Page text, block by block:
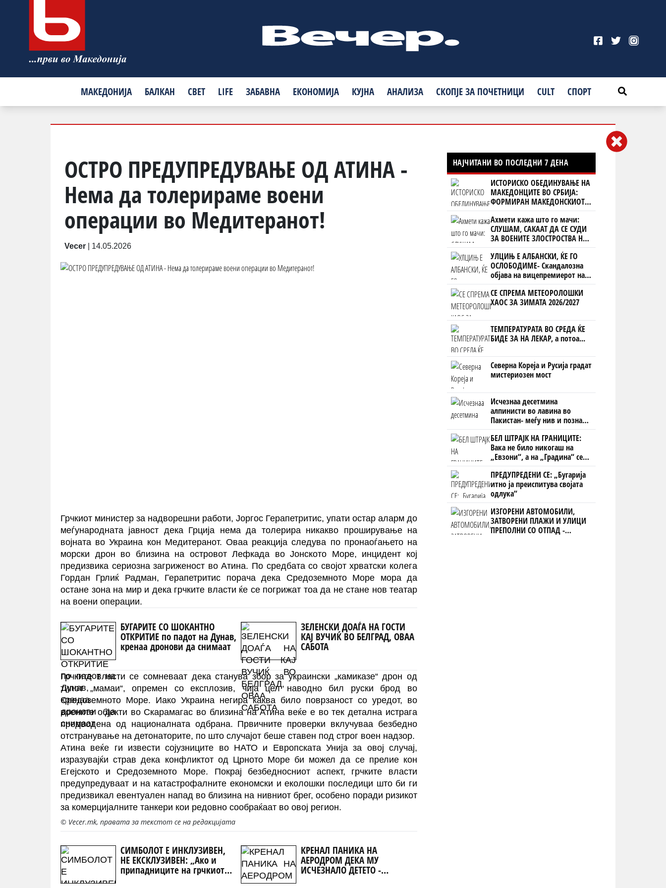
МАКЕДОНИЈА БАЛКАН СВЕТ LIFE ЗАБАВНА ЕКОНОМИЈА КУЈНА АНАЛИЗА СКОПЈЕ ЗА ПОЧЕТНИЦИ CULT СПОРТ
ОСТРО ПРЕДУПРЕДУВАЊЕ ОД АТИНА -
Нема да толерираме воени
операции во Медитеранот!
Vecer 14.05.2026
Грчкиот министер за надворешни работи, Јоргос Герапетритис, упати остар аларм до
меѓународната јавност дека Грција нема да толерира никакво проширување на
војната во Украина кон Медитеранот. Оваа реакција следува по пронаоѓањето на
морски дрон во близина на островот Лефкада во Јонското Море, инцидент кој
предизвика сериозна загриженост во Атина. По средбата со својот хрватски колега
Гордан Грлиќ Радман, Герапетритис порача дека Средоземното Море мора да
остане зона на мир и дека грчките власти ќе се погрижат тоа да не стане нов театар
на воени операции.
БУГАРИТЕ СО ШОКАНТНО
ОТКРИТИЕ по падот на Дунав,
кренаа дронови да снимаат
ЗЕЛЕНСКИ ДОАЃА НА ГОСТИ
КАЈ ВУЧИЌ ВО БЕЛГРАД, ОВАА
САБОТА
Грчките власти се сомневаат дека станува збор за украински „камиказе“ дрон од
типот „мамаи“, опремен со експлозив, чија цел наводно бил руски брод во
Средоземното Море. Иако Украина негира каква било поврзаност со уредот, во
воените објекти во Скарамагас во близина на Атина веќе е во тек детална истрага
предводена од националната одбрана. Првичните проверки вклучуваа безбедно
отстранување на детонаторите, по што случајот беше ставен под строг воен надзор.
Атина веќе ги извести сојузниците во НАТО и Европската Унија за овој случај,
изразувајќи страв дека конфликтот од Црното Море би можел да се прелие кон
Егејското и Средоземното Море. Покрај безбедносниот аспект, грчките власти
предупредуваат и на катастрофалните економски и еколошки последици што би ги
предизвикал евентуален напад во близина на нивниот брег, особено поради ризикот
за комерцијалните танкери кои редовно сообраќаат во овој регион.
© Vecer.mk, правата за текстот се на редакцијата
СИМБОЛОТ Е ИНКЛУЗИВЕН,
НЕ ЕКСКЛУЗИВЕН: „Ако и
припадниците на грчкиот
народ се препознаваат во
КРЕНАЛ ПАНИКА НА
АЕРОДРОМ ДЕКА МУ
ИСЧЕЗНАЛО ДЕТЕТО -
Испаднало дека го
НАЈЧИТАНИ ВО ПОСЛЕДНИ 7 ДЕНА
ИСТОРИСКО ОБЕДИНУВАЊЕ НА
МАКЕДОНЦИТЕ ВО СРБИЈА:
ФОРМИРАН МАКЕДОНСКИОТ
НАЦИОНАЛЕН СОЈУЗ
Ахмети кажа што го мачи:
СЛУШАМ, САКААТ ДА СЕ СУДИ
ЗА ВОЕНИТЕ ЗЛОСТРОСТВА НА
УЧК...
УЛЦИЊ Е АЛБАНСКИ, ЌЕ ГО
ОСЛОБОДИМЕ- Скандалозна
објава на вицепремиерот на
Црна Гора
СЕ СПРЕМА МЕТЕОРОЛОШКИ
ХАОС ЗА ЗИМАТА 2026/2027
ТЕМПЕРАТУРАТА ВО СРЕДА ЌЕ
БИДЕ ЗА НА ЛЕКАР, а потоа...
Северна Кореја и Русија градат
мистериозен мост
Исчезнаа десетмина
алпинисти во лавина во
Пакистан- меѓу нив и познат
Непалец
БЕЛ ШТРАЈК НА ГРАНИЦИТЕ:
Вака не било никогаш на
„Евзони“, а на „Градина“ се
чека и пет часа
ПРЕДУПРЕДЕНИ СЕ: „Бугарија
итно ја преиспитува својата
одлука“
ИЗГОРЕНИ АВТОМОБИЛИ,
ЗАТВОРЕНИ ПЛАЖИ И УЛИЦИ
ПРЕПОЛНИ СО ОТПАД -